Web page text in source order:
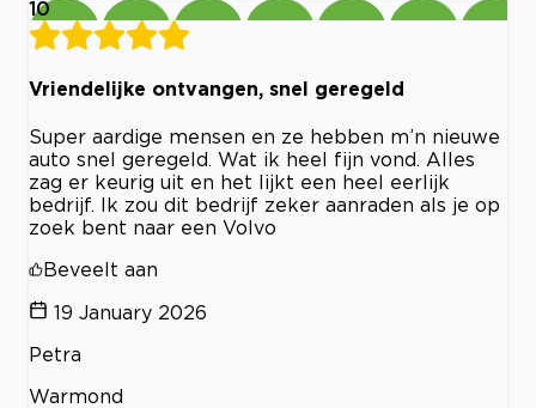
10
Vriendelijke ontvangen, snel geregeld
Super aardige mensen en ze hebben m’n nieuwe
auto snel geregeld. Wat ik heel fijn vond. Alles
zag er keurig uit en het lijkt een heel eerlijk
bedrijf. Ik zou dit bedrijf zeker aanraden als je op
zoek bent naar een Volvo
Beveelt aan
19 January 2026
Petra
Warmond